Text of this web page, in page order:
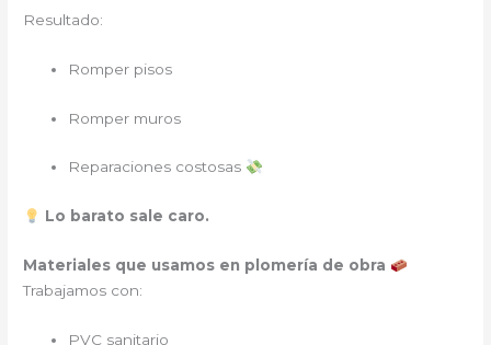
Resultado:
Romper pisos
Romper muros
Reparaciones costosas
Lo barato sale caro.
Materiales que usamos en plomería de obra
Trabajamos con:
PVC sanitario